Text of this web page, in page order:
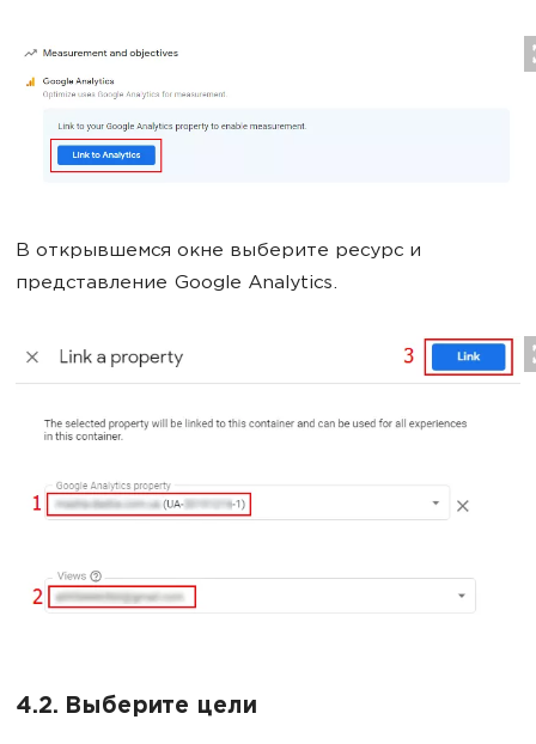
В открывшемся окне выберите ресурс и
представление Google Analytics.
4.2. Выберите цели